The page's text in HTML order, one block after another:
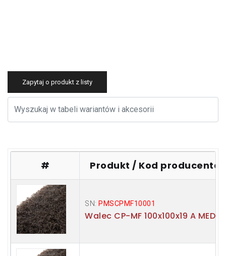
Zapytaj o produkt z listy
# Produkt / Kod producenta
SN: PMSCPMF10001
Walec CP-MF 100x100x19 A MED